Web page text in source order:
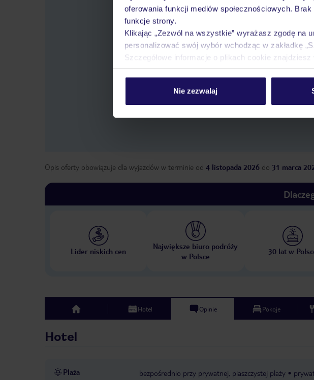
oferowania funkcji mediów społecznościowych.
funkcje strony.
Klikając „Zezwól na wszystkie” wyrażasz zgodę
personalizować swój wybór wchodząc w zakładkę
Szczegółowe informacje o plikach cookie znajdziesz
Nie zezwalaj
Wybierz lotnisko,długość
Opis oferty obowiązuje dla wyjazdów w terminie od 4 listopada 2026 do 31 marca
Lider niskich cen
Największe biuro podróży
w Polsce
30 lat w
top Hotel Opinie Pokoje
Hotel
Plaża bezpośrednio przy prywatnej, piaszczystej plaży